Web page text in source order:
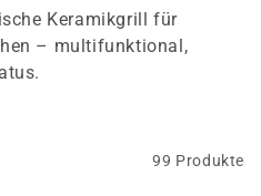
Keramikgrill für
– multifunktional,
99 Produkte